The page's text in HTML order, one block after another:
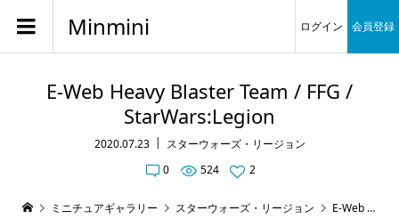
Minmini ログイン 会員登録
E-Web Heavy Blaster Team / FFG /
StarWars:Legion
2020.07.23
スターウォーズ・リージョン
0
524 2
ミニチュアギャラリー スターウォーズ・リージョン E-Web Heavy Blaster Team / FFG / StarWars:Legion